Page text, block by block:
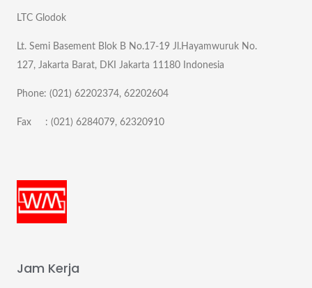
LTC Glodok
Lt. Semi Basement Blok B No.17-19 Jl.Hayamwuruk No.
127, Jakarta Barat, DKI Jakarta 11180 Indonesia
Phone: (021) 62202374, 62202604
Fax : (021) 6284079, 62320910
Jam Kerja